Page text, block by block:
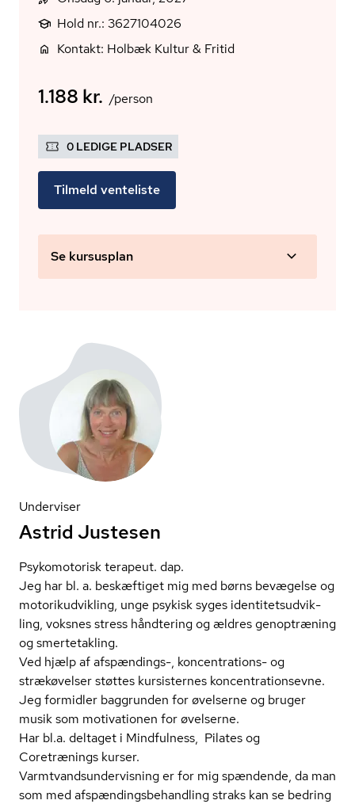
Hold nr.: 3627104026
Kontakt: Holbæk Kultur & Fritid
1.188 kr. /person
0 LEDIGE PLADSER
Tilmeld venteliste
Se kursusplan
Underviser
Astrid Justesen
Psykomotorisk terapeut. dap.
Jeg har bl. a. beskæftiget mig med børns bevægelse og
mo­to­ri­k­ud­vik­ling, unge psykisk syges iden­ti­tets­ud­vik­
ling, voksnes stress håndtering og ældres genoptræning
og smertetakling.
Ved hjælp af afspændings-, koncentrations- og
strækøvelser støttes kursisternes kon­cen­tra­tions­ev­ne.
Jeg formidler baggrunden for øvelserne og bruger
musik som motivationen for øvelserne.
Har bl.a. deltaget i Mindfulness, Pilates og
Coretrænings kurser.
Varmtvands­un­der­vis­ning er for mig spændende, da man
som med af­spæn­dings­be­hand­ling straks kan se bedring